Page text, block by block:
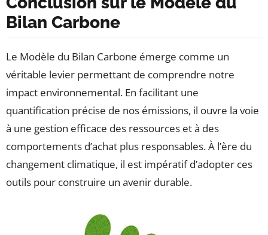
Bilan Carbone
Le Modèle du Bilan Carbone émerge comme un
véritable levier permettant de comprendre notre
impact environnemental. En facilitant une
quantification précise de nos émissions, il ouvre la voie
à une gestion efficace des ressources et à des
comportements d’achat plus responsables. À l’ère du
changement climatique, il est impératif d’adopter ces
outils pour construire un avenir durable.